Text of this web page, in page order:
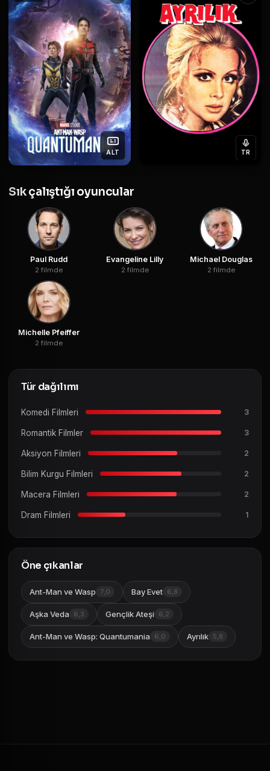
ALT TR
Sık çalıştığı oyuncular
Paul Rudd
2 filmde
Evangeline Lilly
2 filmde
Michael Douglas
2 filmde
Michelle Pfeiffer
2 filmde
Tür dağılımı
Komedi Filmleri 3
Romantik Filmler 3
Aksiyon Filmleri 2
Bilim Kurgu Filmleri 2
Macera Filmleri 2
Dram Filmleri 1
Öne çıkanlar
Ant-Man ve Wasp 7,0 Bay Evet 6,8
Aşka Veda 6,3 Gençlik Ateşi 6,2
Ant-Man ve Wasp: Quantumania 6,0 Ayrılık 5,8